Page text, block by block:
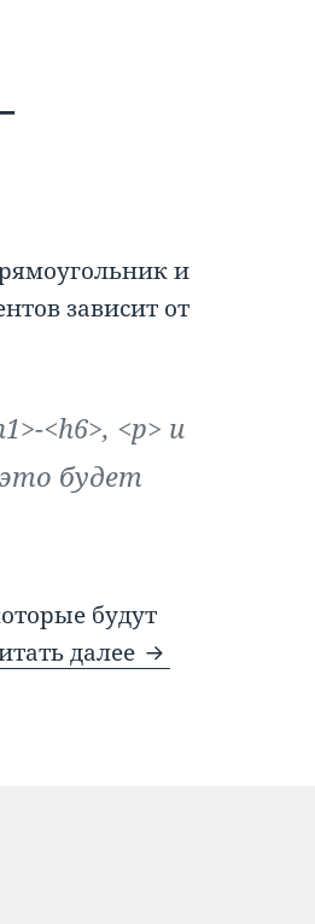
и
зависит от
<h6>, <p> и
будет
будут
далее Блочные